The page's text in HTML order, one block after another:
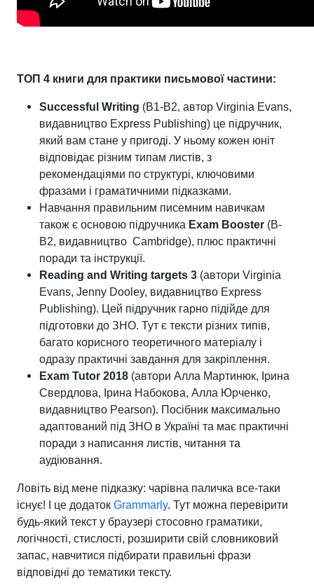
ТОП 4 книги для практики письмової частини:
Successful Writing (B1-B2, автор Virginia Evans,
видавництво Express Publishing) це підручник,
який вам стане у пригоді. У ньому кожен юніт
відповідає різним типам листів, з
рекомендаціями по структурі, ключовими
фразами і граматичними підказками.
Навчання правильним писемним навичкам
також є основою підручника Exam Booster (B-
B2, видавництво Cambridge), плюс практичні
поради та інструкції.
Reading and Writing targets 3 (автори Virginia
Evans, Jenny Dooley, видавництво Express
Publishing). Цей підручник гарно підійде для
підготовки до ЗНО. Тут є тексти різних типів,
багато корисного теоретичного матеріалу і
одразу практичні завдання для закріплення.
Exam Tutor 2018 (автори Алла Мартинюк, Ірина
Свердлова, Ірина Набокова, Алла Юрченко,
видавництво Pearson). Посібник максимально
адаптований під ЗНО в Україні та має практичні
поради з написання листів, читання та
аудіювання.
Ловіть від мене підказку: чарівна паличка все-таки
існує! І це додаток Grammarly. Тут можна перевірити
будь-який текст у браузері стосовно граматики,
логічності, стислості, розширити свій словниковий
запас, навчитися підбирати правильні фрази
відповідні до тематики тексту.